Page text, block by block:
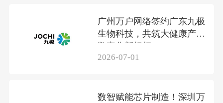
广州万户网络签约广东九极
生物科技，共筑大健康产业
2026-07-01
数智赋能芯片制造！深圳万